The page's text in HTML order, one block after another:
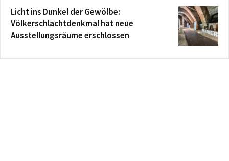
Licht ins Dunkel der Gewölbe:
Völkerschlachtdenkmal hat neue
Ausstellungsräume erschlossen